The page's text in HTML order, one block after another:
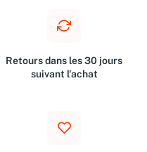
Retours dans les 30 jours
suivant l'achat